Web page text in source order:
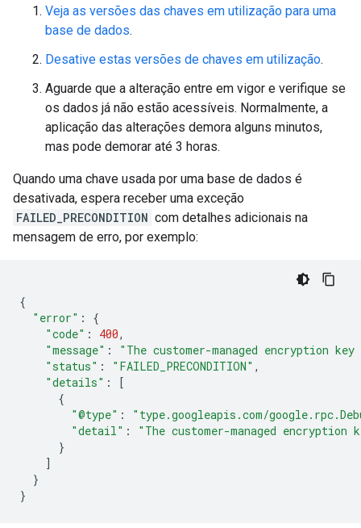
Veja as versões das chaves em utilização para uma
base de dados.
Desative estas versões de chaves em utilização.
Aguarde que a alteração entre em vigor e verifique se
os dados já não estão acessíveis. Normalmente, a
aplicação das alterações demora alguns minutos,
mas pode demorar até 3 horas.
Quando uma chave usada por uma base de dados é
desativada, espera receber uma exceção
FAILED_PRECONDITION com detalhes adicionais na
mensagem de erro, por exemplo:
{
"error" :
{
"code" : 400,
"message" :
"The customer-managed encryption
"status" : "FAILED_PRECONDITION" ,
"details" :
[
{
"@type" :
"type.googleapis.com/
"detail" :
"The customer-managed
}
]
}
}